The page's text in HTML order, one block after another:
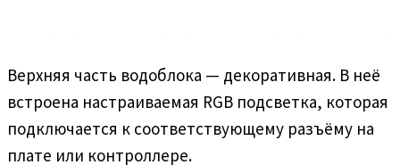
Верхняя часть водоблока — декоративная. В неё
встроена настраиваемая RGB подсветка, которая
подключается к соответствующему разъёму на
плате или контроллере.